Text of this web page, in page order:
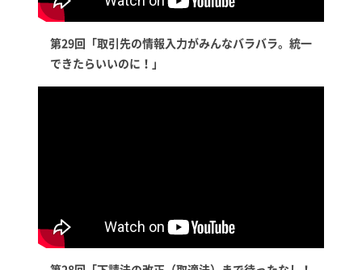
第29回「取引先の情報入力がみんなバラバラ。統一
できたらいいのに！」